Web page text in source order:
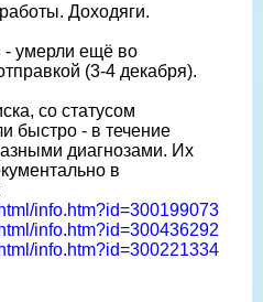
Доходяги.
- умерли ещë во
(3-4 декабря).
со статусом
быстро - в течение
диагнозами. Их
в
info.htm?id=300199073
info.htm?id=300436292
info.htm?id=300221334